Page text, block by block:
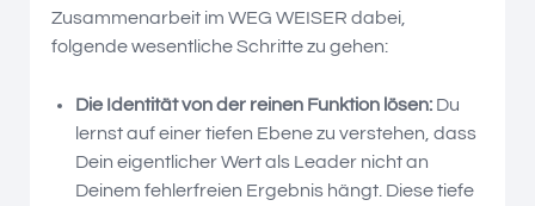
Zusammenarbeit im WEG WEISER dabei,
folgende wesentliche Schritte zu gehen:
Die Identität von der reinen Funktion lösen: Du
lernst auf einer tiefen Ebene zu verstehen, dass
Dein eigentlicher Wert als Leader nicht an
Deinem fehlerfreien Ergebnis hängt. Diese tiefe